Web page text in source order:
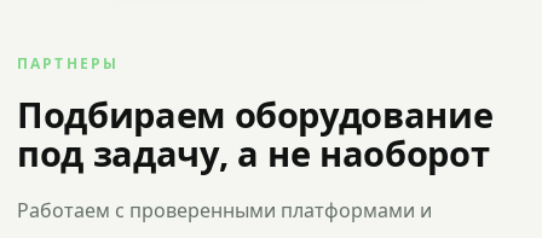
ПАРТНЕРЫ
Подбираем оборудование
под задачу, а не наоборот
Работаем с проверенными платформами и